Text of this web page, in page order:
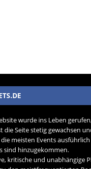
wurde ins Leben
die Seite stetig gewachsen
meisten Events
sind hinzugekommen.
kritische und unabhängige